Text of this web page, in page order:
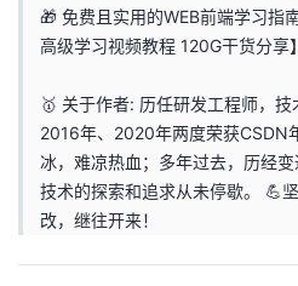
坛
圈
的
播
我
活
动
的
关
我
的
我
🎁 免费且实用的WEB前端学习指
高级学习视频教程 120G干货分享】
🥇 关于作者: 历任研发工程师，
2016年、2020年两度荣获CSDN
冰，难凉热血；多年过去，历经
技术的探索和追求从未停歇。 💪
改，继往开来！